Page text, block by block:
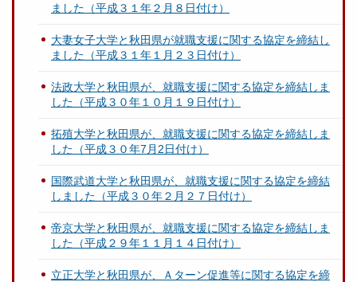
ました（平成３１年２月８日付け）
大妻女子大学と秋田県が就職支援に関する協定を締結し
ました（平成３１年１月２３日付け）
法政大学と秋田県が、就職支援に関する協定を締結しま
した（平成３０年１０月１９日付け）
拓殖大学と秋田県が、就職支援に関する協定を締結しま
した（平成３０年7月2日付け）
国際武道大学と秋田県が、就職支援に関する協定を締結
しました（平成３０年２月２７日付け）
帝京大学と秋田県が、就職支援に関する協定を締結しま
した（平成２９年１１月１４日付け）
立正大学と秋田県が、Ａターン促進等に関する協定を締